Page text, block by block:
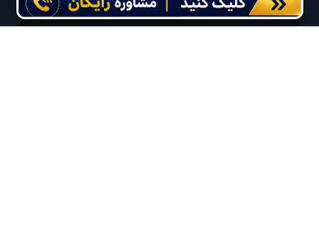
درخواستی خود را دریافت نمایید